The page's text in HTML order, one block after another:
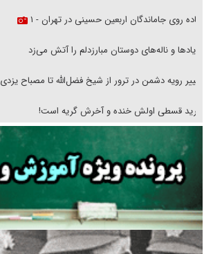
پیاده روی جاماندگان اربعین حسینی در تهران - ۱
فریاد‌ها و ناله‌های دوستان مبارزدلم را آتش می‌زد
تغییر رویه دشمن در ترور از شیخ فضل‌الله تا مصباح یزدی
خرید قسطی اولش خنده و آخرش گریه است!
فوتبال و آن «بالا»!
راهبرد غافلگیری با نسل جدید پهپاد‌ها
جنجال پزشکان تقلبی در صنعت زیبایی
یهودی‌ها در ادبیات داستانی اروپا؛ از شکسپیر تا دیکنز